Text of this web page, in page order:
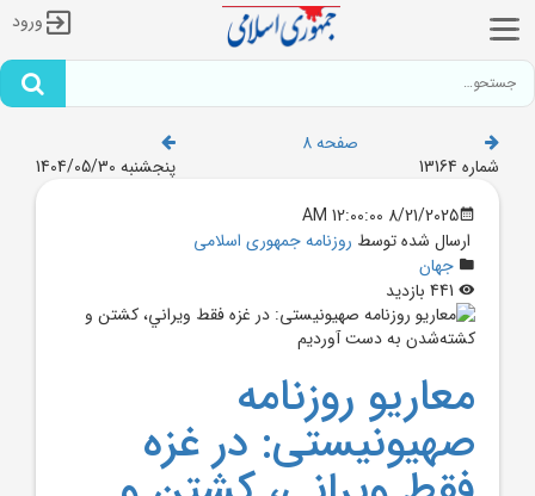
ورود
صفحه 8
شماره 13164
پنجشنبه 1404/05/30
8/21/2025 12:00:00 AM
ارسال شده توسط روزنامه جمهوری اسلامی
جهان
معاريو روزنامه
صهیونیستی: در غزه